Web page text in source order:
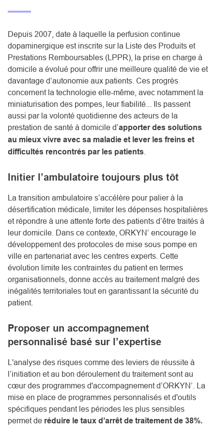
Depuis 2007, date à laquelle la perfusion continue
dopaminergique est inscrite sur la Liste des Produits et
Prestations Remboursables (LPPR), la prise en charge à
domicile a évolué pour offrir une meilleure qualité de vie et
davantage d’autonomie aux patients. Ces progrès
concernent la technologie elle-même, avec notamment la
miniaturisation des pompes, leur fiabilité... Ils passent
aussi par la volonté quotidienne des acteurs de la
prestation de santé à domicile d’apporter des solutions
au mieux vivre avec sa maladie et lever les freins et
difficultés rencontrés par les patients
Initier l’ambulatoire toujours plus tôt
La transition ambulatoire s’accélère pour palier à la
désertification médicale, limiter les dépenses hospitalières
et répondre à une attente forte des patients d’être traités à
leur domicile. Dans ce contexte, ORKYN’ encourage le
développement des protocoles de mise sous pompe en
ville en partenariat avec les centres experts. Cette
évolution limite les contraintes du patient en termes
organisationnels, donne accès au traitement malgré des
inégalités territoriales tout en garantissant la sécurité du
patient.
Proposer un accompagnement
personnalisé basé sur l’expertise
L'analyse des risques comme des leviers de réussite à
l’initiation et au bon déroulement du traitement sont au
cœur des programmes d'accompagnement d’ORKYN’. La
mise en place de programmes personnalisés et d'outils
spécifiques pendant les périodes les plus sensibles
permet de réduire le taux d’arrêt de traitement de 38%.